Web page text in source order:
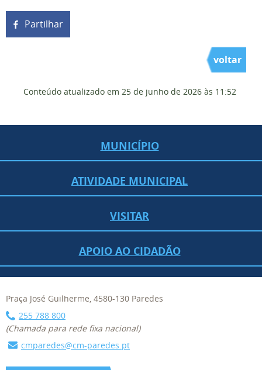
Partilhar
voltar
Conteúdo atualizado em 25 de junho de 2026 às 11:52
MUNICÍPIO
ATIVIDADE MUNICIPAL
VISITAR
APOIO AO CIDADÃO
Praça José Guilherme, 4580-130 Paredes
255 788 800
(Chamada para rede fixa nacional)
cmparedes@cm-paredes.pt